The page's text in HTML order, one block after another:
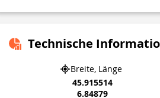
Technische
Breite, Länge
45.915514
6.84879